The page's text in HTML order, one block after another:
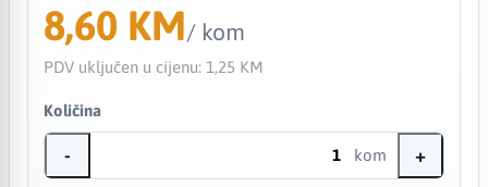
8,60 KM/ kom
PDV uključen u cijenu: 1,25 KM
Količina
- kom +